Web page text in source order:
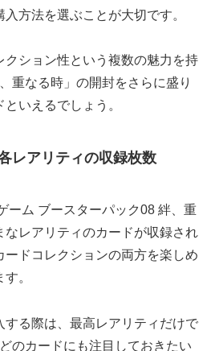
方法を選ぶことが大切です。
クション性という複数の魅力を持
重なる時」の開封をさらに盛り
いえるでしょう。
レアリティの収録枚数
ーム ブースターパック08 絆、重
なレアリティのカードが収録され
ードコレクションの両方を楽しめ
。
する際は、最高レアリティだけで
のカードにも注目しておきたい